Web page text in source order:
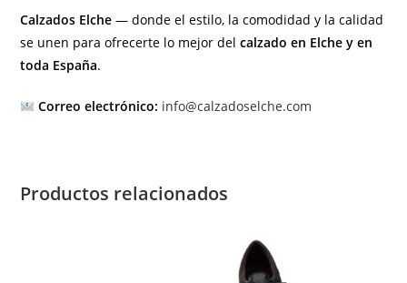
Calzados Elche — donde el estilo, la comodidad y la calidad
se unen para ofrecerte lo mejor delcalzado en Elche y en
toda España.
Correo electrónico: info@calzadoselche.com
Productos relacionados